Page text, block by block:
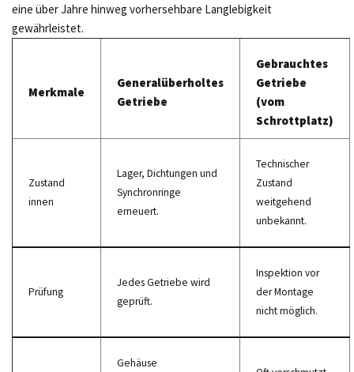
eine über Jahre hinweg vorhersehbare Langlebigkeit
gewährleistet.
Merkmale
Generalüberholtes
Getriebe
Gebrauchtes
Getriebe
(vom
Schrottplatz)
Zustand
innen
Lager, Dichtungen und
Synchronringe
erneuert.
Technischer
Zustand
weitgehend
unbekannt.
Prüfung
Jedes Getriebe wird
geprüft.
Inspektion vor
der Montage
nicht möglich.
Gehäuse